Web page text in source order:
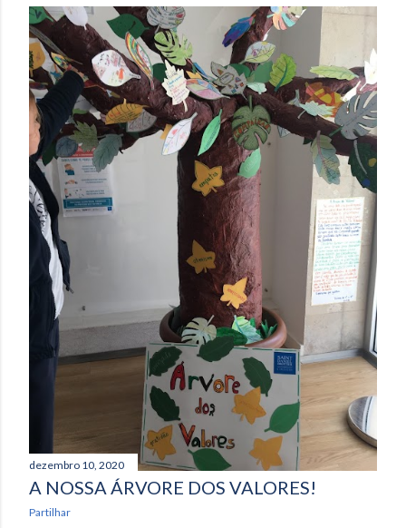
dezembro 10, 2020
A NOSSA ÁRVORE DOS VALORES!
Partilhar